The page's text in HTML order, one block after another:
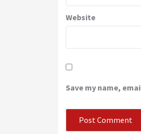
Website
Save my name,